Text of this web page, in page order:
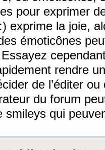
pour exprimer
exprime la joie,
émoticônes
rendre
de l’éditer
du forum
smileys qui